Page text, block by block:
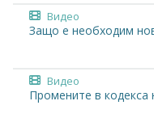
Видео
Защо е необходим
Видео
Промените в кодекса